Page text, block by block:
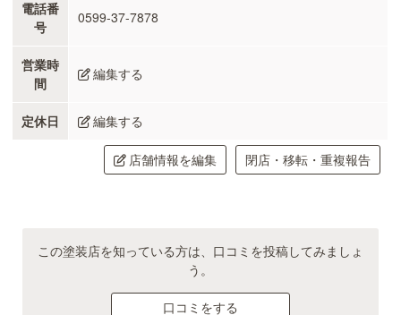
電話番
号
0599-37-7878
営業時
間
編集する
定休日 編集する
店舗情報を編集 閉店・移転・重複報告
この塗装店を知っている方は、口コミを投稿してみましょ
う。
口コミをする